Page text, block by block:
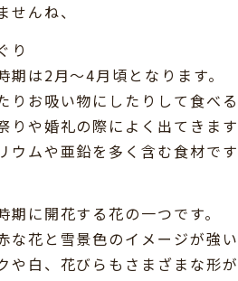
せんね、
り
期は2月～4月頃となります。
りお吸い物にしたりして食べ
りや婚礼の際によく出てきます
ウムや亜鉛を多く含む食材です
期に開花する花の一つです。
な花と雪景色のイメージが強
や白、花びらもさまざまな形が